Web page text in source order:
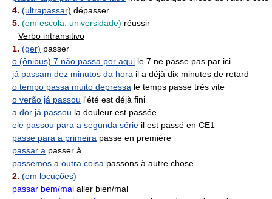
4. (ultrapassar) dépasser
5. (em escola, universidade) réussir
Verbo intransitivo
1. (ger) passer
o (ônibus) 7 não passa por aqui le 7 ne passe pas par ici
já passam dez minutos da hora il a déjà dix minutes de retard
o tempo passa muito depressa le temps passe très vite
o verão já passou l'été est déjà fini
a dor já passou la douleur est passée
ele passou para a segunda série il est passé en CE1
passe para a primeira passe en première
passar a passer à
passemos a outra coisa passons à autre chose
2. (em locuções)
passar bem/mal aller bien/mal